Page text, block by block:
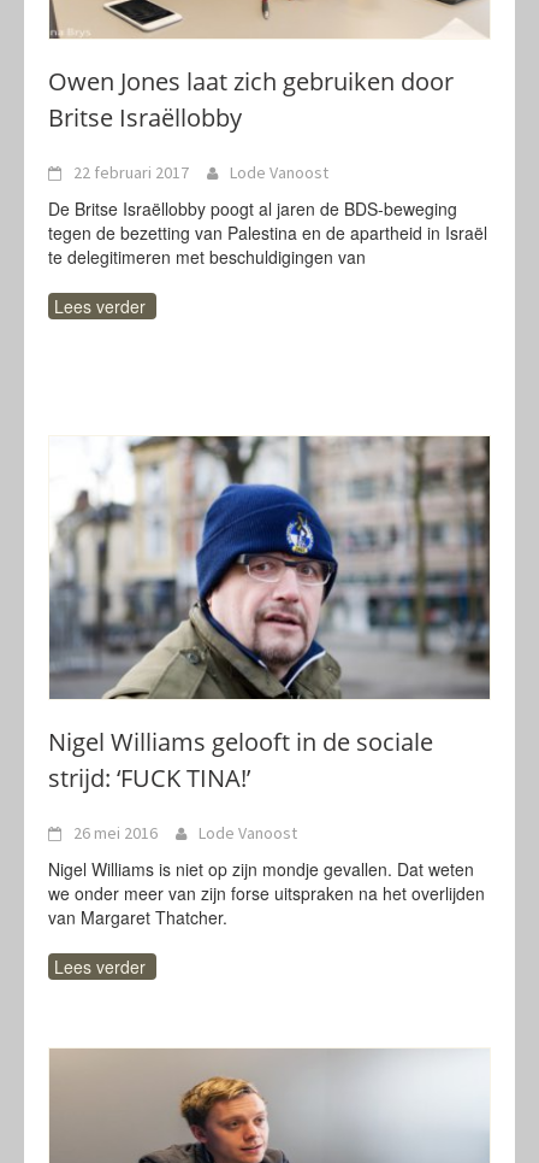
Owen Jones laat zich gebruiken door
Britse Israëllobby
22 februari 2017 Lode Vanoost
De Britse Israëllobby poogt al jaren de BDS-beweging
tegen de bezetting van Palestina en de apartheid in Israël
te delegitimeren met beschuldigingen van
Lees verder
Nigel Williams gelooft in de sociale
strijd: ‘FUCK TINA!’
26 mei 2016 Lode Vanoost
Nigel Williams is niet op zijn mondje gevallen. Dat weten
we onder meer van zijn forse uitspraken na het overlijden
van Margaret Thatcher.
Lees verder